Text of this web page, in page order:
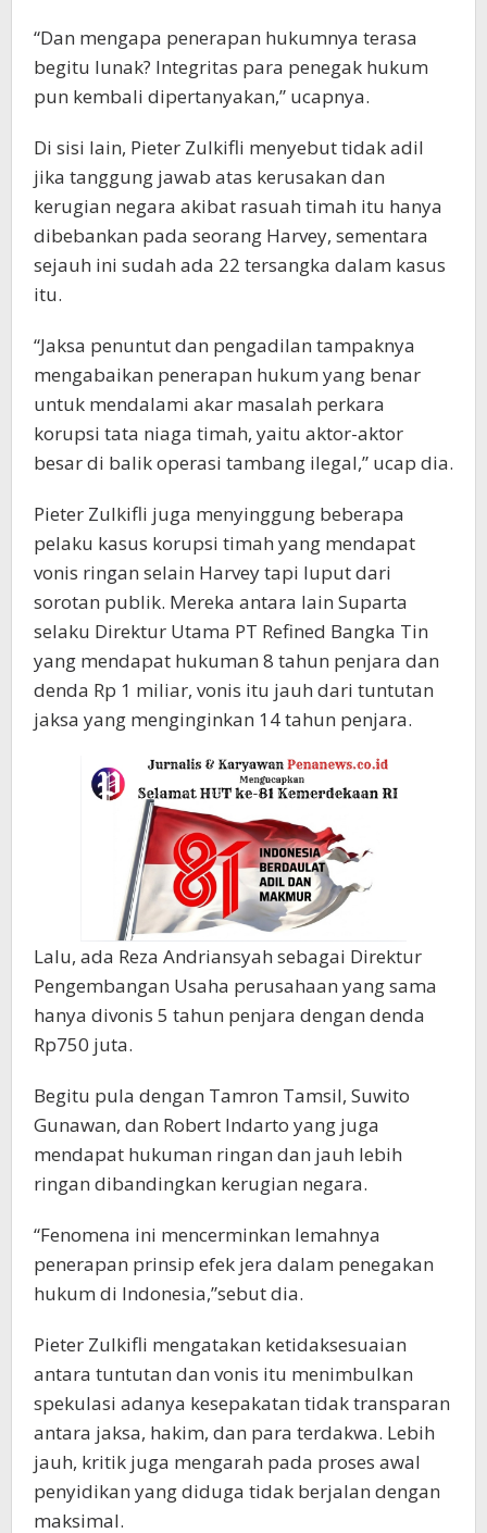
“Dan mengapa penerapan hukumnya terasa
begitu lunak? Integritas para penegak hukum
pun kembali dipertanyakan,” ucapnya.
Di sisi lain, Pieter Zulkifli menyebut tidak adil
jika tanggung jawab atas kerusakan dan
kerugian negara akibat rasuah timah itu hanya
dibebankan pada seorang Harvey, sementara
sejauh ini sudah ada 22 tersangka dalam kasus
itu.
“Jaksa penuntut dan pengadilan tampaknya
mengabaikan penerapan hukum yang benar
untuk mendalami akar masalah perkara
korupsi tata niaga timah, yaitu aktor-aktor
besar di balik operasi tambang ilegal,” ucap dia.
Pieter Zulkifli juga menyinggung beberapa
pelaku kasus korupsi timah yang mendapat
vonis ringan selain Harvey tapi luput dari
sorotan publik. Mereka antara lain Suparta
selaku Direktur Utama PT Refined Bangka Tin
yang mendapat hukuman 8 tahun penjara dan
denda Rp 1 miliar, vonis itu jauh dari tuntutan
jaksa yang menginginkan 14 tahun penjara.
Lalu, ada Reza Andriansyah sebagai Direktur
Pengembangan Usaha perusahaan yang sama
hanya divonis 5 tahun penjara dengan denda
Rp750 juta.
Begitu pula dengan Tamron Tamsil, Suwito
Gunawan, dan Robert Indarto yang juga
mendapat hukuman ringan dan jauh lebih
ringan dibandingkan kerugian negara.
“Fenomena ini mencerminkan lemahnya
penerapan prinsip efek jera dalam penegakan
hukum di Indonesia,”sebut dia.
Pieter Zulkifli mengatakan ketidaksesuaian
antara tuntutan dan vonis itu menimbulkan
spekulasi adanya kesepakatan tidak transparan
antara jaksa, hakim, dan para terdakwa. Lebih
jauh, kritik juga mengarah pada proses awal
penyidikan yang diduga tidak berjalan dengan
maksimal.